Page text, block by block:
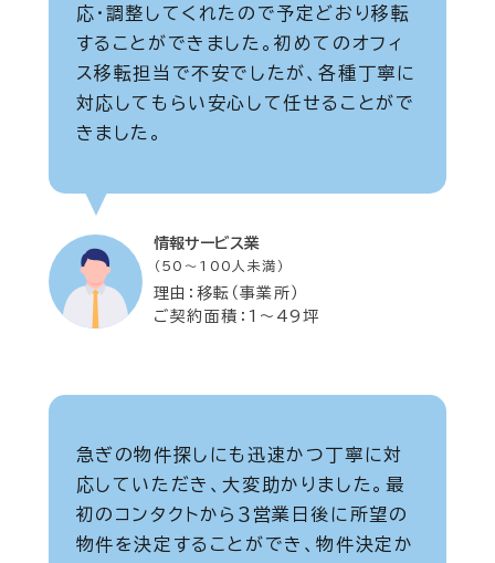
応・調整してくれたので予定どおり移転
することができました。初めてのオフィ
ス移転担当で不安でしたが、各種丁寧に
対応してもらい安心して任せることがで
きました。
情報サービス業
（50～100人未満）
理由：移転（事業所）
ご契約面積：1～49坪
急ぎの物件探しにも迅速かつ丁寧に対
応していただき、大変助かりました。最
初のコンタクトから３営業日後に所望の
物件を決定することができ、物件決定か